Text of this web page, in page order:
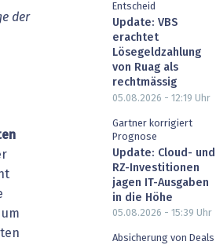
der
Entscheid
Update: VBS
erachtet
Lösegeldzahlung
von Ruag als
rechtmässig
05.08.2026 - 12:19 Uhr
Gartner korrigiert
Prognose
Update: Cloud- und
RZ-Investitionen
jagen IT-Ausgaben
in die Höhe
05.08.2026 - 15:39 Uhr
Absicherung von Deals